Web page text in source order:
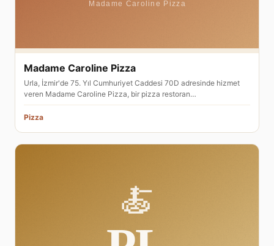
Madame Caroline Pizza
Urla, İzmir'de 75. Yıl Cumhuriyet Caddesi 70D adresinde hizmet
veren Madame Caroline Pizza, bir pizza restoran…
Pizza